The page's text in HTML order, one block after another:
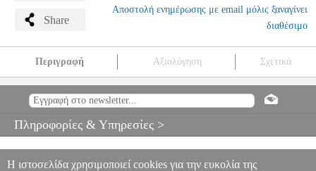
Share
Αποστολή ενημέρωσης με email μόλις ξαναγίνει
διαθέσιμο
Περιγραφή Αξιολόγηση Σχετικά
BOOK LEVEL 1 MSC.606048 ALFRED
ALFRED
LIBRARY-COMPLETE LESSON BOOK LEVEL 1
Πληροφορίες & Υπηρεσίες >
Η ιστοσελίδα χρησιμοποιεί cookies για την ευκολία της